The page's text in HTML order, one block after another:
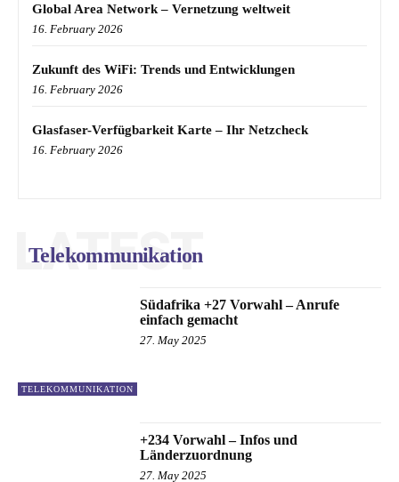
Global Area Network – Vernetzung weltweit
16. February 2026
Zukunft des WiFi: Trends und Entwicklungen
16. February 2026
Glasfaser-Verfügbarkeit Karte – Ihr Netzcheck
16. February 2026
Telekommunikation
LATEST
TELEKOMMUNIKATION
Südafrika +27 Vorwahl – Anrufe
einfach gemacht
27. May 2025
+234 Vorwahl – Infos und
Länderzuordnung
27. May 2025